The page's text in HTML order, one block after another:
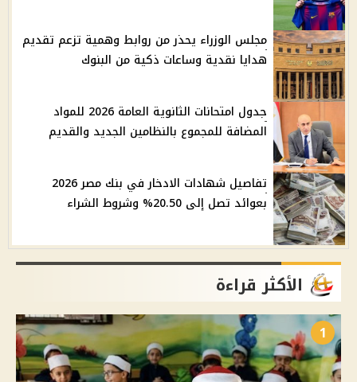
مجلس الوزراء يحذر من روابط وهمية تزعم تقديم
هدايا نقدية وساعات ذكية من البنوك
جدول امتحانات الثانوية العامة 2026 للمواد
المضافة للمجموع بالنظامين الجديد والقديم
تفاصيل شهادات الادخار في بنك مصر 2026
بعوائد تصل إلى 20.50% وشروط الشراء
الأكثر قراءة
1